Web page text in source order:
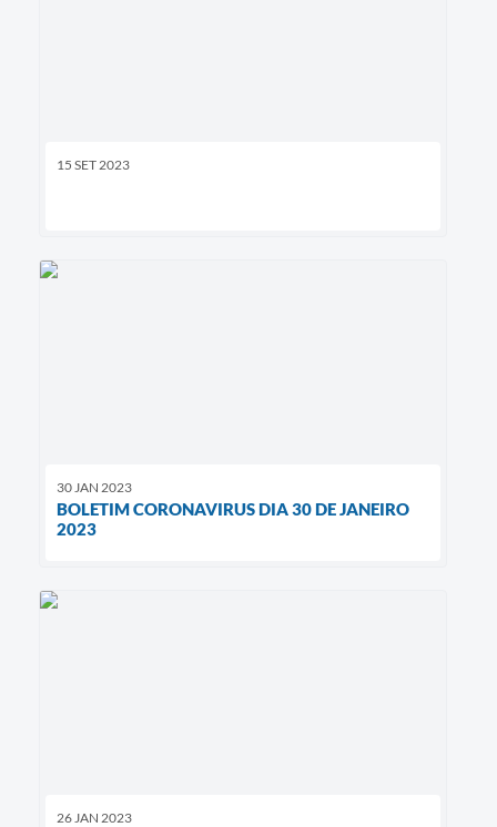
15 SET 2023
30 JAN 2023
BOLETIM CORONAVIRUS DIA 30 DE JANEIRO
2023
26 JAN 2023